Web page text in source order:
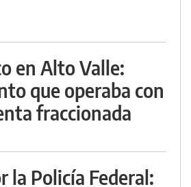
en Alto Valle:
que operaba con
fraccionada
la Policía Federal: